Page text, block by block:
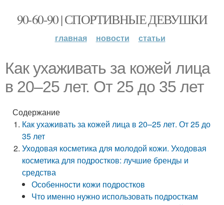
90-60-90 | СПОРТИВНЫЕ ДЕВУШКИ
главная новости статьи
Как ухаживать за кожей лица
в 20–25 лет. От 25 до 35 лет
Содержание
Как ухаживать за кожей лица в 20–25 лет. От 25 до
35 лет
Уходовая косметика для молодой кожи. Уходовая
косметика для подростков: лучшие бренды и
средства
Особенности кожи подростков
Что именно нужно использовать подросткам